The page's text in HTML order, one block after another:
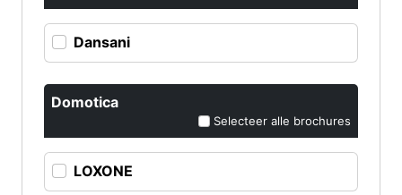
Dansani
Domotica
Selecteer alle brochures
LOXONE